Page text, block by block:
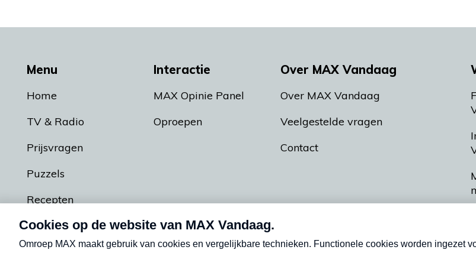
Menu
Home
TV & Radio
Prijsvragen
Puzzels
Recepten
Podcasts
Interactie
MAX Opinie Panel
Oproepen
Over MAX Vandaag
Over MAX Vandaag
Veelgestelde vragen
Contact